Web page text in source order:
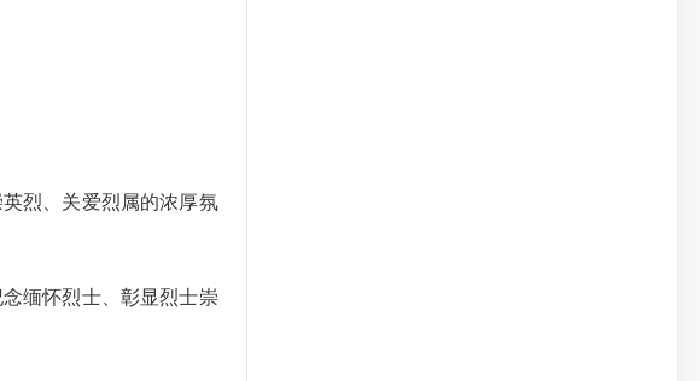
烈、关爱烈属的浓厚氛
缅怀烈士、彰显烈士崇